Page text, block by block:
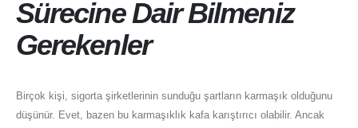
Sürecine Dair Bilmeniz
Gerekenler
Birçok kişi, sigorta şirketlerinin sunduğu şartların karmaşık olduğunu
düşünür. Evet, bazen bu karmaşıklık kafa karıştırıcı olabilir. Ancak